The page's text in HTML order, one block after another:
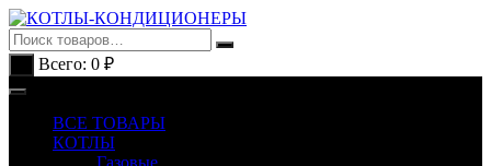
Перейти
к
содержимому
Всего: 0 ₽
ВСЕ ТОВАРЫ
КОТЛЫ
Газовые